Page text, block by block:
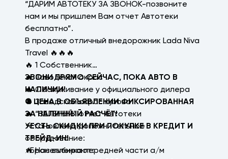
“ДАРИМ АВТОТЕКУ ЗА ЗВОНОК-позвоните
нам и мы пришлем Вам отчет Автотеки
бесплатно”.
В продаже отличный внедорожник Lada Niva
Travel 🔥🔥🔥
🔥 1 Собственник
🔥 Заводской окрас
🔥 Обслуживание у официального дилера
🔥 Заводской окрас кузова
🔥 “ЗЕЛЕНЫЙ” отчет Автотеки
Установлено дополнительное
оборудование:
⚡Бронепленка передней части а/м
ЗВОНИ ПРЯМО СЕЙЧАС, ПОКА АВТО В
НАЛИЧИИ!
⛔ ЦЕНА В ОБЪЯВЛЕНИИ ФИКСИРОВАННАЯ
ЗА НАЛИЧНЫЙ РАСЧЁТ!
⚡ЕСТЬ СКИДКИ ПРИ ПОКУПКЕ В КРЕДИТ И
ТРЕЙД-ИН!
🔥 Нас выбирают: